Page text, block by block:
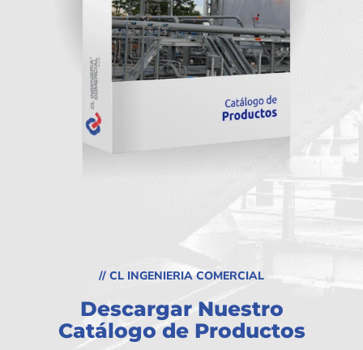
// CL INGENIERIA COMERCIAL
Descargar Nuestro
Catálogo de Productos